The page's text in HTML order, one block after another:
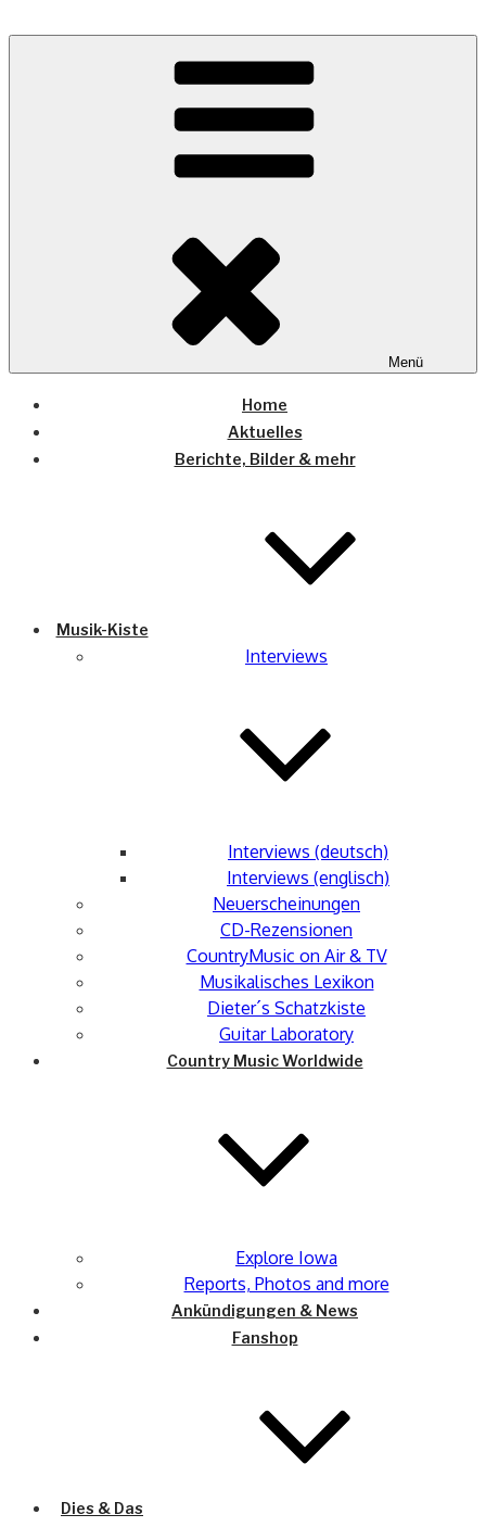
COUNTRYHOME
Wo die (Country-) Musik Zuhause ist
Menü
Home
Aktuelles
Berichte, Bilder & mehr
Musik-Kiste
Interviews
Interviews (deutsch)
Interviews (englisch)
Neuerscheinungen
CD-Rezensionen
CountryMusic on Air & TV
Musikalisches Lexikon
Dieter´s Schatzkiste
Guitar Laboratory
Country Music Worldwide
Explore Iowa
Reports, Photos and more
Ankündigungen & News
Fanshop
Dies & Das